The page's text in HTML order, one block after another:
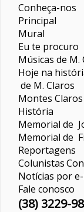
Conheça-nos
Principal
Mural
Eu te procuro
Músicas de M.
Hoje na
de M. Claros
Montes
História
Memorial de
Memorial de
Reportagens
Colunistas
Notícias por
Fale conosco
(38) 3229-